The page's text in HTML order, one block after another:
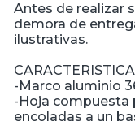
Antes de realizar
demora de
ilustrativas.
-Marco aluminio
-Hoja compuesta
encoladas a un